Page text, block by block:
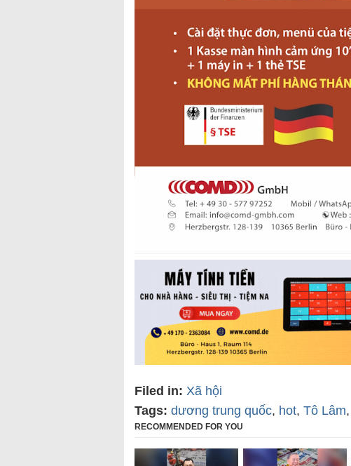
Filed in: Xã hội
Tags: dương trung quốc, hot, Tô Lâm,
RECOMMENDED FOR YOU